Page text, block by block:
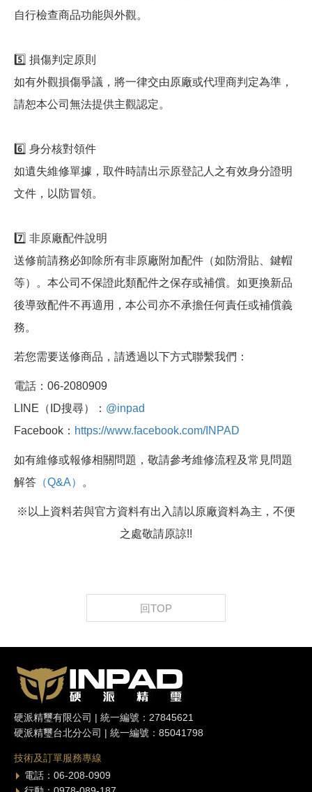
自行檢查商品功能與外觀。
5️⃣ 損傷判定原則
如有外觀損傷爭議，將一律交由原廠或代理商判定為準，
請恕本公司無法提供主觀認定。
6️⃣ 身分核對領件
如遺失維修單據，取件時請出示原登記人之有效身分證明
文件，以防冒領。
7️⃣ 非原廠配件說明
送修前請務必卸除所有非原廠附加配件（如防滑貼、鍵帽
等）。本公司不保證此類配件之保存或補償。如更換新品
後導致配件不再適用，本公司亦不承擔任何責任或補償義
務。
若您需要送修商品，請透過以下方式聯繫我們：
電話：06-2080909
LINE（ID搜尋）： @inpad
Facebook： https://www.facebook.com/INPAD
如有維修或報修相關問題，敬請參考維修流程及常見問題
解答 （Q&A） 。
※以上資料若與官方資料有出入請以原廠資料為主，不便
之處敬請原諒!!
回TOP
硬派精璽有限公司 | 統一編號：27845621
硬派精璽台北分公司 | 統一編號：85041798
技術及訂單服務專線
電話：06-208-0909